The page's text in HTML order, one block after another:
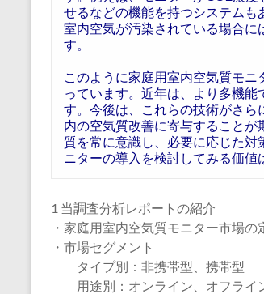
せるなどの機能を持つシステムも
室内空気が汚染されている場合に
す。
このように家庭用室内空気質モ
っています。近年は、より多機
す。今後は、これらの技術がさ
内の空気質改善に寄与すること
質を常に意識し、必要に応じた
ニターの導入を検討してみる価値
1 当調査分析レポートの紹介
・家庭用室内空気質モニター市場の
・市場セグメント
タイプ別：非携帯型、携帯型
用途別：オンライン、オフライ